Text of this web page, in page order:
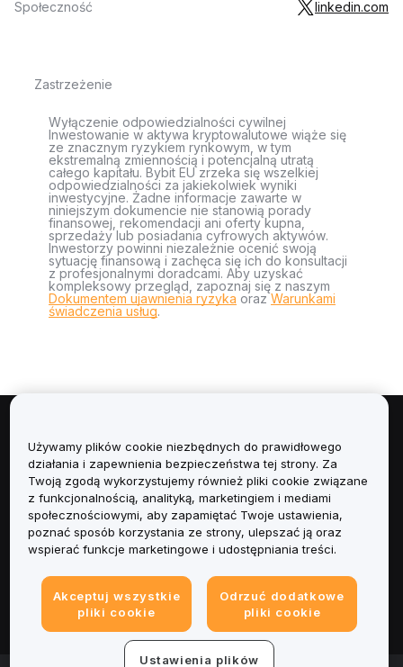
Społeczność
linkedin.com
Zastrzeżenie
Wyłączenie odpowiedzialności cywilnej
Inwestowanie w aktywa kryptowalutowe wiąże się
ze znacznym ryzykiem rynkowym, w tym
ekstremalną zmiennością i potencjalną utratą
całego kapitału. Bybit EU zrzeka się wszelkiej
odpowiedzialności za jakiekolwiek wyniki
inwestycyjne. Żadne informacje zawarte w
niniejszym dokumencie nie stanowią porady
finansowej, rekomendacji ani oferty kupna,
sprzedaży lub posiadania cyfrowych aktywów.
Inwestorzy powinni niezależnie ocenić swoją
sytuację finansową i zachęca się ich do konsultacji
z profesjonalnymi doradcami. Aby uzyskać
kompleksowy przegląd, zapoznaj się z naszym
Dokumentem ujawnienia ryzyka orazWarunkami
świadczenia usług.
Informacje
Usługi
Obsługa Klienta
Informacje prawne
Używamy plików cookie niezbędnych do prawidłowego
działania i zapewnienia bezpieczeństwa tej strony. Za
Twoją zgodą wykorzystujemy również pliki cookie związane
z funkcjonalnością, analityką, marketingiem i mediami
społecznościowymi, aby zapamiętać Twoje ustawienia,
poznać sposób korzystania ze strony, ulepszać ją oraz
wspierać funkcje marketingowe i udostępniania treści.
Akceptuj wszystkie
pliki cookie
Odrzuć dodatkowe
pliki cookie
Ustawienia plików